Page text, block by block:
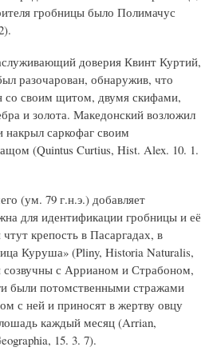
гробницы было Полимачус
доверия Квинт Куртий,
разочарован, обнаружив, что
со своим щитом, двумя скифами,
и золота. Македонский возложил
накрыл саркофаг своим
(Quintus Curtius, Hist. Alex. 10. 1.
(ум. 79 г.н.э.) добавляет
для идентификации гробницы и её
крепость в Пасаргадах, в
Куруша» (Pliny, Historia Naturalis,
созвучны с Аррианом и Страбоном,
были потомственными стражами
с ней и приносят в жертву овцу
каждый месяц (Arrian,
15. 3. 7).